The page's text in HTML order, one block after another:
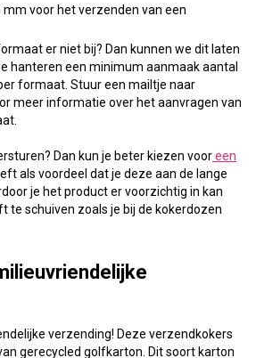
mm voor het verzenden van een
er niet bij? Dan kunnen we dit laten
hanteren een minimum aanmaak aantal
formaat. Stuur een mailtje naar
meer informatie over het aanvragen van
Dan kun je beter kiezen vooreen
als voordeel dat je deze aan de lange
je het product er voorzichtig in kan
te schuiven zoals je bij de kokerdozen
verzending! Deze verzendkokers
gerecycled golfkarton. Dit soort karton